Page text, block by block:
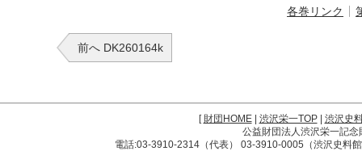
各巻リンク
前へ DK260164k
[財団HOME| 渋沢栄一TOP| 渋沢史
公益財団法人渋沢栄一記
電話:03-3910-2314（代表） 03-3910-0005（渋沢史料